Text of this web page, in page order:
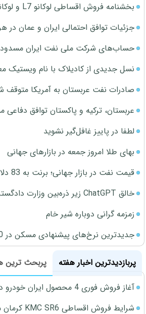
بخشنامه فروش اقساطی لوکانو L7 و لوکانو L8 (مرداد 1405)
جزئیات توافق احتمالی ایران و عمان در
حساب‌های شرکت ملی نفت ایران
نسل جدیدی از کادیلاک با نام ویستیک
صادرات نفت عربستان به آمریکا متوقف
عربستان، ترکیه و پاکستان توافق
لطفا در پاییز غافل‌گیر نشوید
بهای طلا امروز جمعه در بازارهای جهانی
قیمت نفت در بازار جهانی؛ برنت به 83 دلار رسید
خالق ChatGPT زیر ذره‌بین وزارت دادگستری آمریکا
زمزمه گرانی دوباره شیر خام
جدیدترین نرخ‌های پیشنهادی مسکن در 10 محله تهران
پربازدیدترین اخبار هفته
پربحث ترین
آغاز فروش فوری 4 محصول ایران خودرو در نمایندگی‌ها
شرایط فروش اقساطی KMC SR6 کرمان موتور اعلام شد